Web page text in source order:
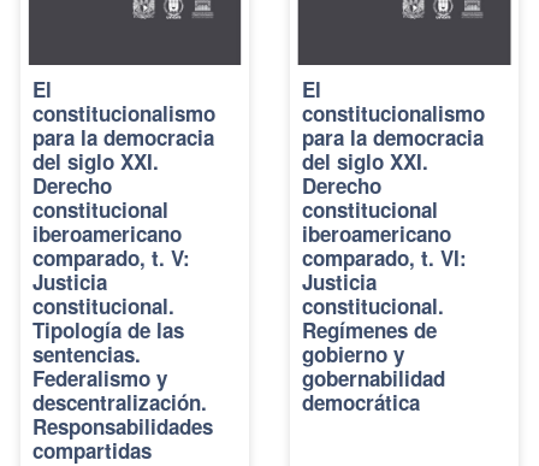
El
constitucionalismo
para la democracia
del siglo XXI.
Derecho
constitucional
iberoamericano
comparado, t. V:
Justicia
constitucional.
Tipología de las
sentencias.
Federalismo y
descentralización.
Responsabilidades
compartidas
El
constitucionalismo
para la democracia
del siglo XXI.
Derecho
constitucional
iberoamericano
comparado, t. VI:
Justicia
constitucional.
Regímenes de
gobierno y
gobernabilidad
democrática